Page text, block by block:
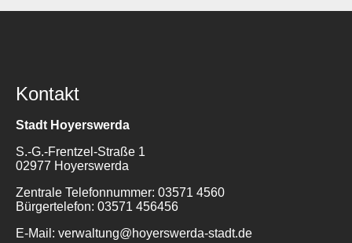
Kontakt
Stadt Hoyerswerda
S.-G.-Frentzel-Straße 1
02977 Hoyerswerda
Zentrale Telefonnummer: 03571 4560
Bürgertelefon: 03571 456456
E-Mail: verwaltung@hoyerswerda-stadt.de